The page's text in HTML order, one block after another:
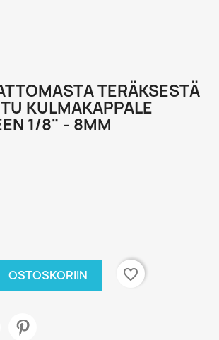
TERÄKSESTÄ
KULMAKAPPALE
1/8" - 8MM
OSTOSKORIIN favorite_border